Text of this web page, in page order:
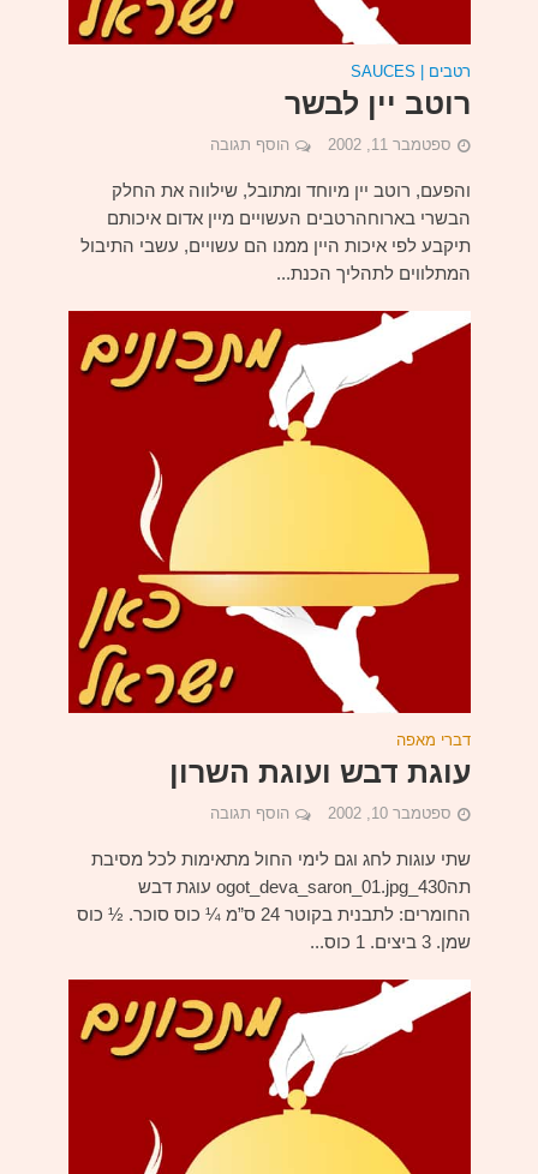
רטבים | SAUCES
רוטב יין לבשר
ספטמבר 11, 2002 הוסף תגובה
והפעם, רוטב יין מיוחד ומתובל, שילווה את החלק
הבשרי בארוחהרטבים העשויים מיין אדום איכותם
תיקבע לפי איכות היין ממנו הם עשויים, עשבי התיבול
המתלווים לתהליך הכנת...
דברי מאפה
עוגת דבש ועוגת השרון
ספטמבר 10, 2002 הוסף תגובה
שתי עוגות לחג וגם לימי החול מתאימות לכל מסיבת
תה430_ogot_deva_saron_01.jpg עוגת דבש
החומרים: לתבנית בקוטר 24 ס”מ ¼ כוס סוכר. ½ כוס
שמן. 3 ביצים. 1 כוס...